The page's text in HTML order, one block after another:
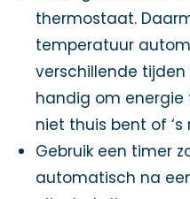
thermostaat.
temperatuur
verschillende
handig om energie
niet thuis bent of ‘s
Gebruik een timer
automatisch na